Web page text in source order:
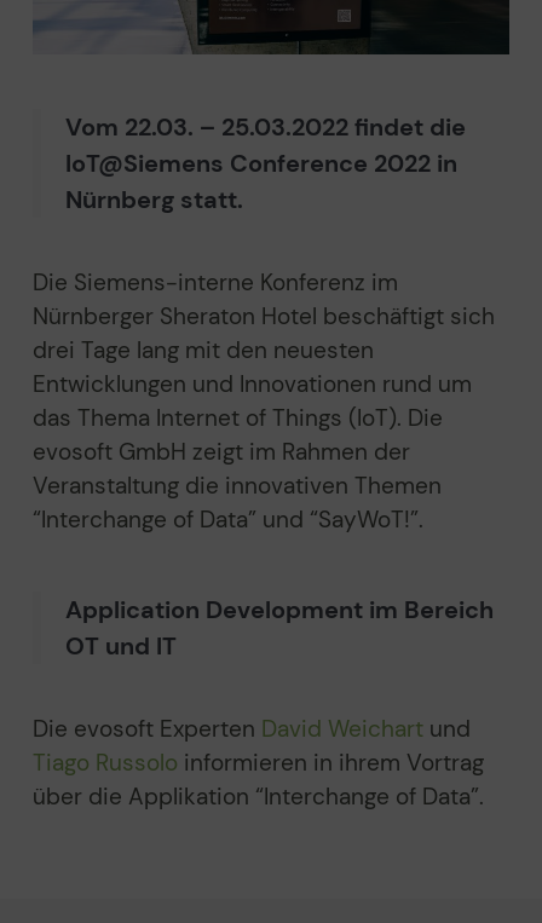
Vom 22.03. – 25.03.2022 findet die
IoT@Siemens Conference 2022 in
Nürnberg statt.
Die Siemens-interne Konferenz im
Nürnberger Sheraton Hotel beschäftigt sich
drei Tage lang mit den neuesten
Entwicklungen und Innovationen rund um
das Thema Internet of Things (IoT). Die
evosoft GmbH zeigt im Rahmen der
Veranstaltung die innovativen Themen
“Interchange of Data” und “SayWoT!”.
Application Development im Bereich
OT und IT
Die evosoft Experten David Weichartund
Tiago Russolo informieren in ihrem Vortrag
über die Applikation “Interchange of Data”.